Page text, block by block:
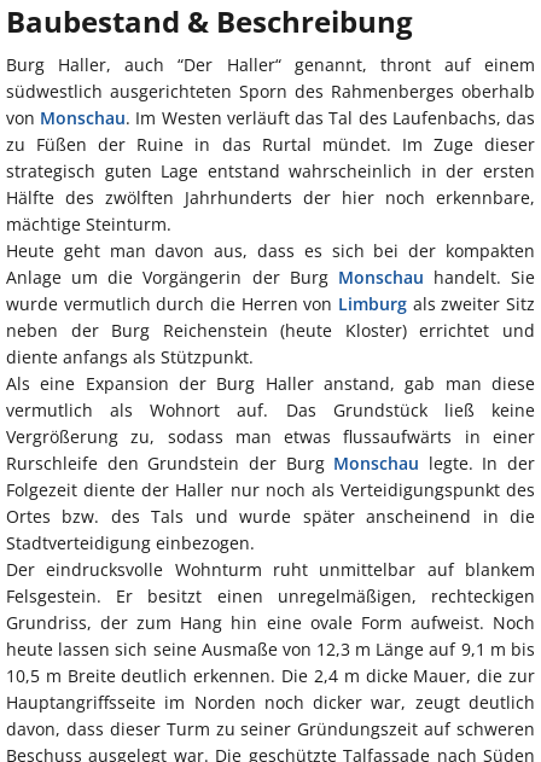
Baubestand & Beschreibung
Burg Haller, auch “Der Haller“ genannt, thront auf einem
südwestlich ausgerichteten Sporn des Rahmenberges oberhalb
von Monschau. Im Westen verläuft das Tal des Laufenbachs, das
zu Füßen der Ruine in das Rurtal mündet. Im Zuge dieser
strategisch guten Lage entstand wahrscheinlich in der ersten
Hälfte des zwölften Jahrhunderts der hier noch erkennbare,
mächtige Steinturm.
Heute geht man davon aus, dass es sich bei der kompakten
Anlage um die Vorgängerin der Burg Monschau handelt. Sie
wurde vermutlich durch die Herren von Limburg als zweiter Sitz
neben der Burg Reichenstein (heute Kloster) errichtet und
diente anfangs als Stützpunkt.
Als eine Expansion der Burg Haller anstand, gab man diese
vermutlich als Wohnort auf. Das Grundstück ließ keine
Vergrößerung zu, sodass man etwas flussaufwärts in einer
Rurschleife den Grundstein der Burg Monschau legte. In der
Folgezeit diente der Haller nur noch als Verteidigungspunkt des
Ortes bzw. des Tals und wurde später anscheinend in die
Stadtverteidigung einbezogen.
Der eindrucksvolle Wohnturm ruht unmittelbar auf blankem
Felsgestein. Er besitzt einen unregelmäßigen, rechteckigen
Grundriss, der zum Hang hin eine ovale Form aufweist. Noch
heute lassen sich seine Ausmaße von 12,3 m Länge auf 9,1 m bis
10,5 m Breite deutlich erkennen. Die 2,4 m dicke Mauer, die zur
Hauptangriffsseite im Norden noch dicker war, zeugt deutlich
davon, dass dieser Turm zu seiner Gründungszeit auf schweren
Beschuss ausgelegt war. Die geschützte Talfassade nach Süden